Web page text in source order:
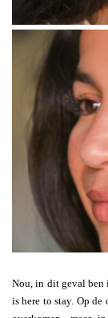
Nou, in dit geval
is here to stay. Op